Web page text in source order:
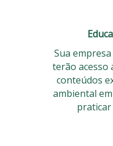
Sua
terão acesso
conteúdos
ambiental
praticar